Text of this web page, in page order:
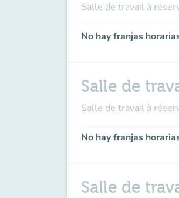
Salle de travail à
No hay franjas
Salle de
Salle de travail à
No hay franjas
Salle de